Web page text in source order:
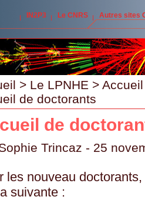
IN2P3 Le CNRS Autres sites
> Le LPNHE >
de doctorants
de
Trincaz - 25
les nouveau
suivante :